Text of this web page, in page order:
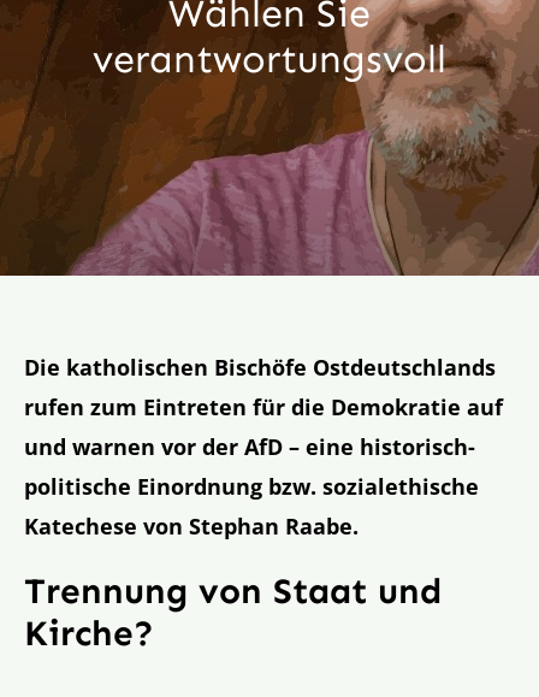
Aktion
Veröffentlichungen
Wählen Sie
verantwortungs­voll
Die katholischen Bischöfe Ostdeutschlands
rufen zum Eintreten für die Demokratie auf
und warnen vor der AfD – eine historisch-
politische Einordnung bzw. sozialethische
Katechese von Stephan Raabe.
Trennung von Staat und
Kirche?